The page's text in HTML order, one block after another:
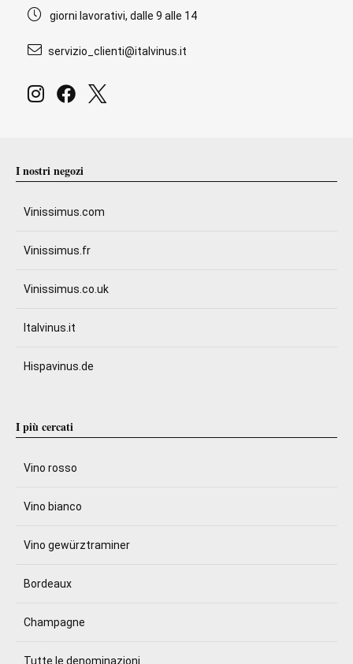
giorni lavorativi, dalle 9 alle 14
servizio_clienti@italvinus.it
I nostri negozi
Vinissimus.com
Vinissimus.fr
Vinissimus.co.uk
Italvinus.it
Hispavinus.de
I più cercati
Vino rosso
Vino bianco
Vino gewürztraminer
Bordeaux
Champagne
Tutte le denominazioni